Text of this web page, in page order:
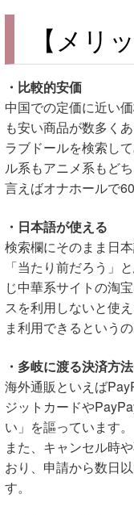
【メリ
・比較的安価
中国での定価に近い
も安い商品が数多くあ
ラブドールを検索し
ル系もアニメ系もど
言えばオナホールで
・日本語が使える
検索欄にそのまま日
「当たり前だろう」
じ中華系サイトの淘
スを利用しないと使
ま利用できるという
・多岐に渡る決済方法
海外通販といえば
ジットカードや
い」を謳っています。
また、キャンセル時
おり、申請から数日
す。